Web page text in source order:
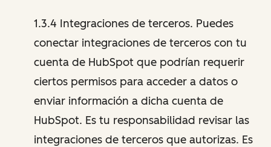
1.3.4 Integraciones de terceros. Puedes
conectar integraciones de terceros con tu
cuenta de HubSpot que podrían requerir
ciertos permisos para acceder a datos o
enviar información a dicha cuenta de
HubSpot. Es tu responsabilidad revisar las
integraciones de terceros que autorizas. Es